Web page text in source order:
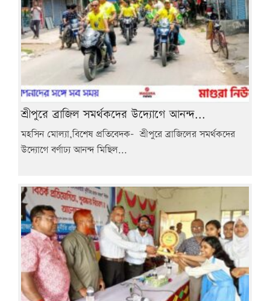
শ্রীপুরে ব্রাজিল সমর্থকদের উদ্যোগে আনন্দ...
মহসিন মোল্যা,বিশেষ প্রতিবেদক- শ্রীপুরে ব্রাজিলের সমর্থকদের
উদ্যোগে বর্ণাঢ্য আনন্দ মিছিল...